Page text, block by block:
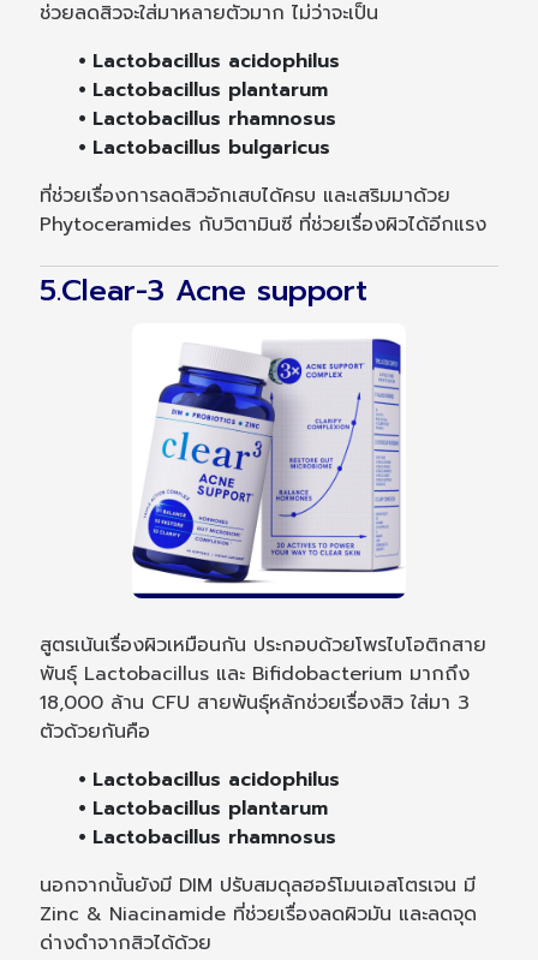
ช่วยลดสิวจะใส่มาหลายตัวมาก ไม่ว่าจะเป็น
⦁ Lactobacillus acidophilus
⦁ Lactobacillus plantarum
⦁ Lactobacillus rhamnosus
⦁ Lactobacillus bulgaricus
ที่ช่วยเรื่องการลดสิวอักเสบได้ครบ และเสริมมาด้วย
Phytoceramides กับวิตามินซี ที่ช่วยเรื่องผิวได้อีกแรง
5.Clear-3 Acne support
สูตรเน้นเรื่องผิวเหมือนกัน ประกอบด้วยโพรไบโอติกสาย
พันธุ์ Lactobacillus และ Bifidobacterium มากถึง
18,000 ล้าน CFU สายพันธุ์หลักช่วยเรื่องสิว ใส่มา 3
ตัวด้วยกันคือ
⦁ Lactobacillus acidophilus
⦁ Lactobacillus plantarum
⦁ Lactobacillus rhamnosus
นอกจากนั้นยังมี DIM ปรับสมดุลฮอร์โมนเอสโตรเจน มี
Zinc & Niacinamide ที่ช่วยเรื่องลดผิวมัน และลดจุด
ด่างดำจากสิวได้ด้วย